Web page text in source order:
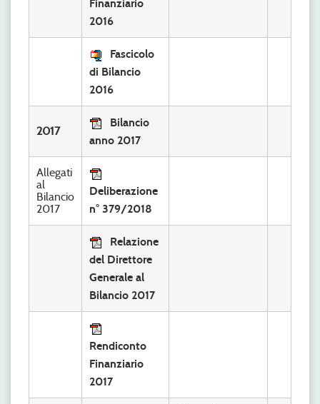
Finanziario
2016
Fascicolo
di Bilancio
2016
2017
Bilancio
anno 2017
Allegati
al
Bilancio
2017
Deliberazione
n° 379/2018
Relazione
del Direttore
Generale al
Bilancio 2017
Rendiconto
Finanziario
2017